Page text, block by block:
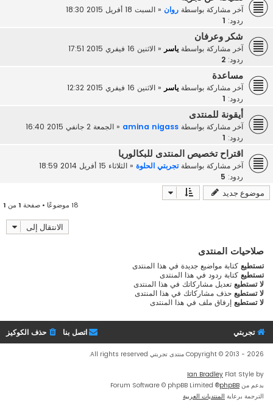
آخر مشاركة بواسطة روان « السبت 18 أفريل 2015 18:30
ردود: 1
شكر وعرفان
آخر مشاركة بواسطة ياسر « الاثنين 16 فيفري 2015 17:51
ردود: 2
مساعدة
آخر مشاركة بواسطة ياسر « الاثنين 16 فيفري 2015 12:32
ردود: 1
أيقونة للمنتدى
آخر مشاركة بواسطة amina nigass
« الجمعة 2 جانفي 2015 16:40
ردود: 1
اقتراح تخصيص المنتدى للبكالوريا
آخر مشاركة بواسطةتجربتي الحلوة « الثلاثاء 15 أفريل 2014 18:59
ردود: 5
موضوع جديد
18 موضوعًا • صفحة 1 من 1
الانتقال إلى
صلاحيات المنتدى
تستطيع كتابة مواضيع جديدة في هذا المنتدى
تستطيع كتابة ردود في هذا المنتدى
لا تستطيع تعديل مشاركاتك في هذا المنتدى
لا تستطيع حذف مشاركاتك في هذا المنتدى
لا تستطيع إرفاق ملف في هذا المنتدى
تجربتي حذف الكوكيز اتصل بنا
Copyright © 2013 - 2026 منتدى تجربتي All rights reserved.
Flat Style by
Ian Bradley
بدعم من phpBB
® Forum Software © phpBB Limited
الترجمة برعاية المنتديات العربية